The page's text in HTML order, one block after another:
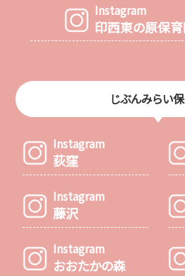
Instagram
印西東の原保
じぶんみらい
Instagram
荻窪
Instagram
藤沢
Instagram
おおたかの森